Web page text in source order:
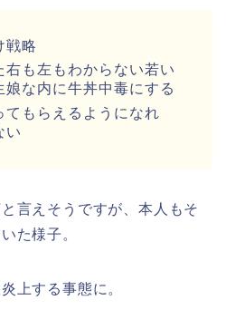
戦略
右も左もわからない若い
な内に牛丼中毒にする
てもらえるようになれ
い
言えそうですが、本人もそ
た様子。
上する事態に。